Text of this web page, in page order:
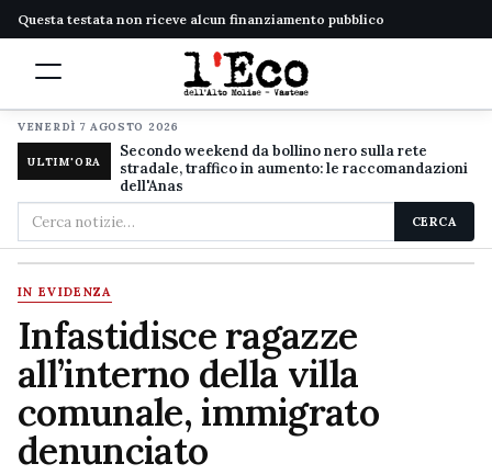
Questa testata non riceve alcun finanziamento pubblico
VENERDÌ 7 AGOSTO 2026
ULTIM'ORA
Secondo weekend da bollino nero sulla rete
stradale, traffico in aumento: le raccomandazioni
dell'Anas
Cerca
nel
sito
CERCA
IN EVIDENZA
Infastidisce ragazze
all’interno della villa
comunale, immigrato
denunciato